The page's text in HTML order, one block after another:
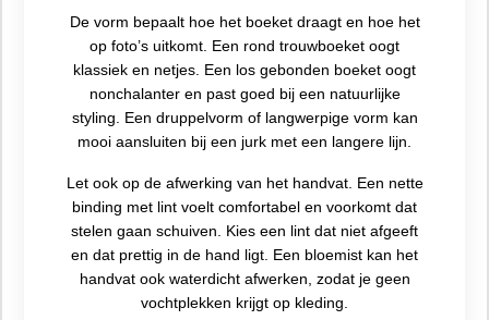
De vorm bepaalt hoe het boeket draagt en hoe het
op foto’s uitkomt. Een rond trouwboeket oogt
klassiek en netjes. Een los gebonden boeket oogt
nonchalanter en past goed bij een natuurlijke
styling. Een druppelvorm of langwerpige vorm kan
mooi aansluiten bij een jurk met een langere lijn.
Let ook op de afwerking van het handvat. Een nette
binding met lint voelt comfortabel en voorkomt dat
stelen gaan schuiven. Kies een lint dat niet afgeeft
en dat prettig in de hand ligt. Een bloemist kan het
handvat ook waterdicht afwerken, zodat je geen
vochtplekken krijgt op kleding.